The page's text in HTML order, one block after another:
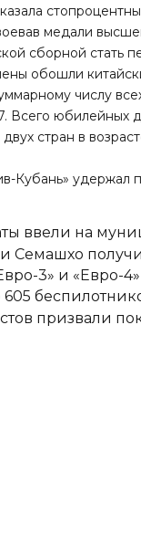
медали
сборной стать
обошли
числу
Всего юбилейных
стран в
Кубань»удержал
ввели на
Семашхо
3» и «Евро-
призвали